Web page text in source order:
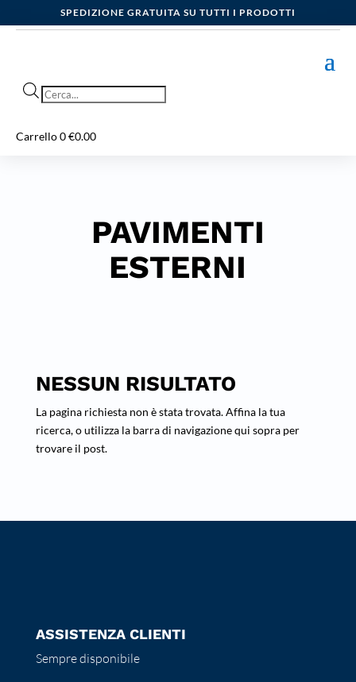
SPEDIZIONE GRATUITA SU TUTTI I PRODOTTI
Products
Carrello0€0.00
PAVIMENTI
ESTERNI
NESSUN RISULTATO
La pagina richiesta non è stata trovata. Affina la tua
ricerca, o utilizza la barra di navigazione qui sopra per
trovare il post.
ASSISTENZA CLIENTI
Sempre disponibile